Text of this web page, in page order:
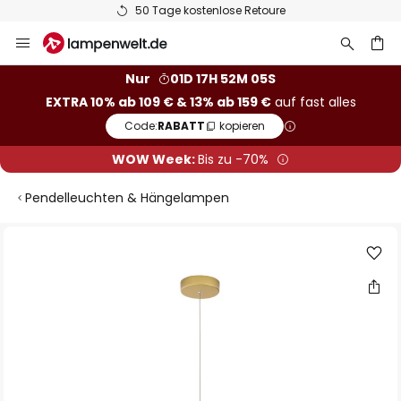
50 Tage kostenlose Retoure
Inhalt
Nur
01D 17H 52M 04S
EXTRA 10% ab 109 € & 13% ab 159 €auf fast alles
Code:RABATT kopieren
WOW Week:Bis zu -70%
Pendelleuchten & Hängelampen